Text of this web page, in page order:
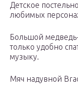
Детское
любимых
Большой
только удобно
музыку.
Мяч надувной